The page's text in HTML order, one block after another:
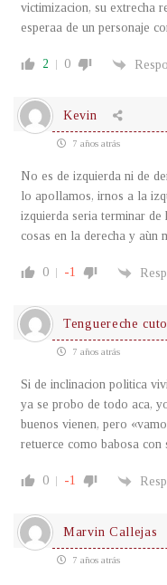
victimizacion, su extrecha
esperaa de un personaje
2 0
Kevin
7 años atrás
No es de izquierda ni de
lo apollamos, irnos a la
izquierda seria terminar de
cosas en la derecha y aùn
0 -1
Tenguereche cuto
7 años atrás
Si de inclinacion politica
ya se probo de todo aca,
buenos vienen, pero
retuerce como babosa
0 -1
Marvin Callejas
7 años atrás